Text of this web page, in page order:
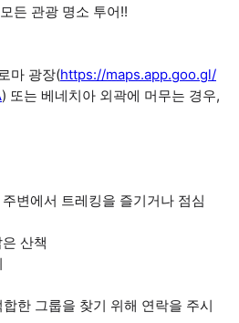
든 관광 명소 투어!!
마 광장(https://maps.app.goo.gl/
) 또는 베네치아 외곽에 머무는 경우,
변에서 트레킹을 즐기거나 점심
산책
한 그룹을 찾기 위해 연락을 주시